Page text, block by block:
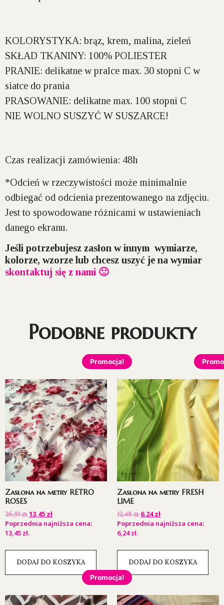
KOLORYSTYKA: brąz, krem, malina, zieleń
SKŁAD TKANINY: 100% POLIESTER
PRANIE: delikatne w pralce max. 30 stopni C w
siatce do prania
PRASOWANIE: delikatne max. 100 stopni C
NIE WOLNO SUSZYĆ W SUSZARCE!
Czas realizacji zamówienia: 48h
*Odcień w rzeczywistości może minimalnie
odbiegać od odcienia prezentowanego na zdjęciu.
Jest to spowodowane różnicami w ustawieniach
danego ekranu.
Jeśli potrzebujesz zasłon w innym wymiarze,
kolorze, wzorze lub chcesz uszyć je na wymiar
skontaktuj się z nami 🙂
Podobne produkty
Promocja!
Zasłona na metry RETRO
ROSES
26,91zł13,45 zł
Poprzednia najniższa cena:
13,45 zł.
DODAJ DO KOSZYKA
Zasłona na metry FRESH
LIME
12,48zł 6,24zł
Poprzednia najniższa cena:
6,24zł.
DODAJ DO KOSZYKA
Promocja!